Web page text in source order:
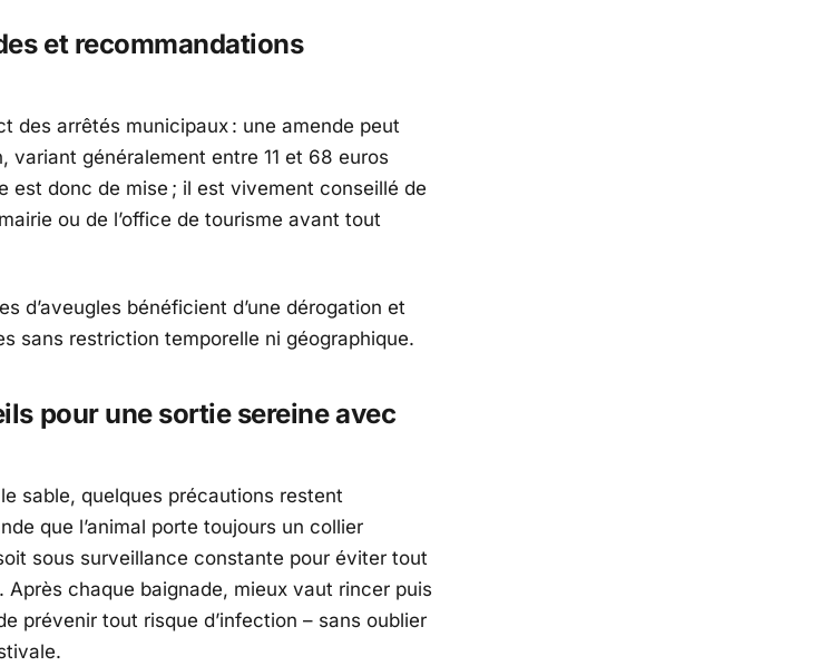
et recommandations
des arrêtés municipaux : une amende peut
variant généralement entre 11 et 68 euros
est donc de mise ; il est vivement conseillé de
ou de l’office de tourisme avant tout
d’aveugles bénéficient d’une dérogation et
sans restriction temporelle ni géographique.
pour une sortie sereine avec
sable, quelques précautions restent
que l’animal porte toujours un collier
sous surveillance constante pour éviter tout
chaque baignade, mieux vaut rincer puis
prévenir tout risque d’infection – sans oublier